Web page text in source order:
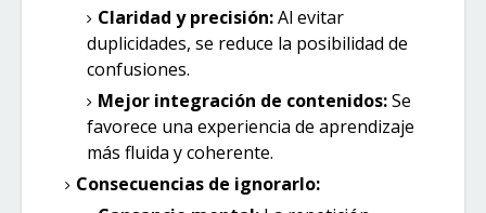
Claridad y precisión:Al evitar
duplicidades, se reduce la posibilidad de
confusiones.
Mejor integración de contenidos:Se
favorece una experiencia de aprendizaje
más fluida y coherente.
Consecuencias de ignorarlo: